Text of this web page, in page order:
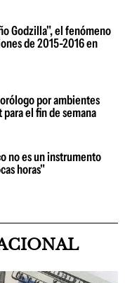
Godzilla", el fenómeno
de 2015-2016 en
por ambientes
el fin de semana
no es un instrumento
horas"